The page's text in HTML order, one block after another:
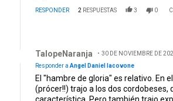
RESPONDER 2 RESPUESTAS 3 0
TalopeNaranja
30 DE NOVIEMBRE DE
Responder a Angel Daniel Iacovone
El "hambre de gloria" es relativo. En
(prócer!!) trajo a los dos cordobeses,